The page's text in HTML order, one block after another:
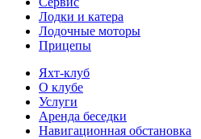
Лодки и катера
Лодочные моторы
Прицепы
Яхт-клуб
О клубе
Услуги
Аренда беседки
Навигационная обстановка